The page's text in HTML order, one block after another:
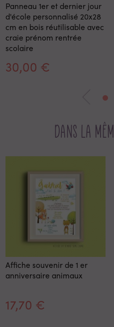
Panneau 1er et dernier jour
d'école personnalisé 20x28
cm en bois réutilisable avec
craie prénom rentrée
scolaire
30,00 €
Dans la
Affiche souvenir de 1 er
anniversaire animaux
17,70 €